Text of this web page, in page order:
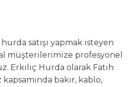
satışı yapmak isteyen
müşterilerimize profesyonel
Erkılıç Hurda olarak Fatih
bakır, kablo,